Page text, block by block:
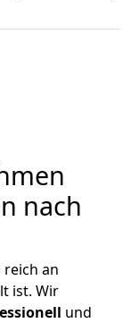
nach
reich an
ist. Wir
und